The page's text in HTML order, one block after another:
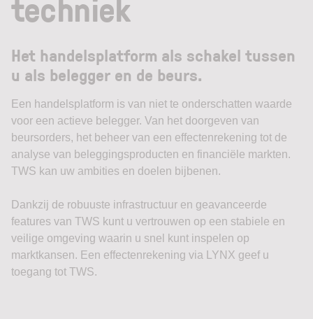
Het handelsplatform als schakel tussen
u als belegger en de beurs.
Een handelsplatform is van niet te onderschatten waarde
voor een actieve belegger. Van het doorgeven van
beursorders, het beheer van een effectenrekening tot de
analyse van beleggingsproducten en financiële markten.
TWS kan uw ambities en doelen bijbenen.
Dankzij de robuuste infrastructuur en geavanceerde
features van TWS kunt u vertrouwen op een stabiele en
veilige omgeving waarin u snel kunt inspelen op
marktkansen. Een effectenrekening via LYNX geef u
toegang tot TWS.